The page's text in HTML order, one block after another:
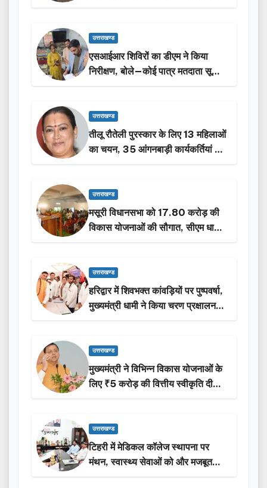
किया निरीक्षण…
उत्तराखण्ड
एसआईआर शिविरों का डीएम ने किया
निरीक्षण, बोले—कोई पात्र मतदाता सूची
से न छूटे…
उत्तराखण्ड
तीलू रौतेली पुरस्कार के लिए 13 महिलाओं
का चयन, 35 आंगनबाड़ी कार्यकर्तियां भी
होंगी सम्मानित…
उत्तराखण्ड
मसूरी विधानसभा को 17.80 करोड़ की
विकास योजनाओं की सौगात, सीएम धामी
ने किया लोकार्पण-शिलान्यास.
उत्तराखण्ड
हरिद्वार में शिवभक्त कांवड़ियों पर पुष्पवर्षा,
मुख्यमंत्री धामी ने किया चरण प्रक्षालन…
उत्तराखण्ड
मुख्यमंत्री ने विभिन्न विकास योजनाओं के
लिए ₹5 करोड़ की वित्तीय स्वीकृति दी…
उत्तराखण्ड
टिहरी में मेडिकल कॉलेज स्थापना पर
मंथन, स्वास्थ्य सेवाओं को और मजबूत
करेगी सरकार: मुख्यमंत्री धामी…